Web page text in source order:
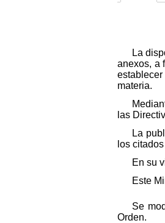
La
anexos, a
materia.
las
La
los
En su
Este
Se
Orden.